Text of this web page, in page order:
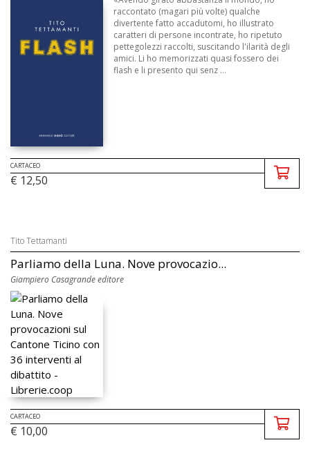
raccontato (magari più volte) qualche
divertente fatto accadutomi, ho illustrato
caratteri di persone incontrate, ho ripetuto
pettegolezzi raccolti, suscitando l'ilarità degli
amici. Li ho memorizzati quasi fossero dei
flash e li presento qui senz ...
CARTACEO
€ 12,50
Tito Tettamanti
Parliamo della Luna. Nove provocazio...
Giampiero Casagrande editore
CARTACEO
€ 10,00